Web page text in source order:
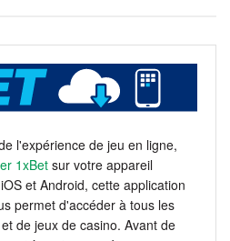
l'expérience de jeu en ligne,
1xBet sur votre appareil
et Android, cette application
permet d'accéder à tous les
de jeux de casino. Avant de